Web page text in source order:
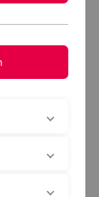
Vielzahl von
zur